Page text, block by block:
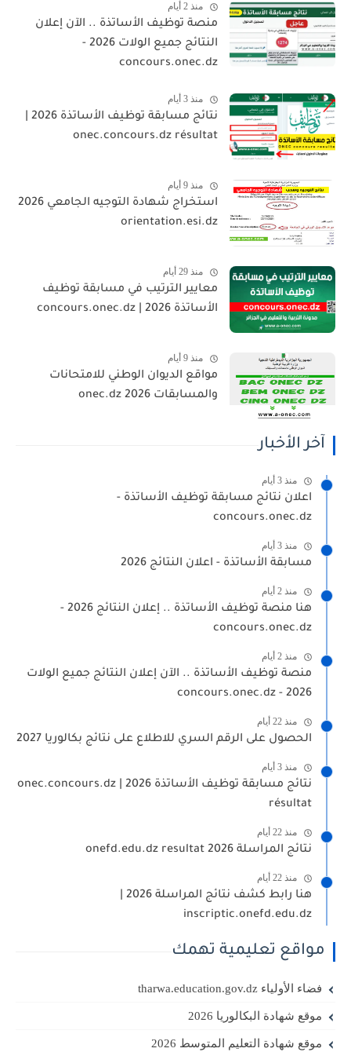
منذ 2 أيام
منصة توظيف الأساتذة .. الآن إعلان
النتائج جميع الولات 2026 -
concours.onec.dz
منذ 3 أيام
نتائج مسابقة توظيف الأساتذة 2026 |
onec.concours.dz résultat
منذ 9 أيام
استخراج شهادة التوجيه الجامعي 2026
orientation.esi.dz
منذ 29 أيام
معايير الترتيب في مسابقة توظيف
الأساتذة 2026 | concours.onec.dz
منذ 9 أيام
مواقع الديوان الوطني للامتحانات
والمسابقات 2026 onec.dz
آخر الأخبار
منذ 3 أيام
اعلان نتائج مسابقة توظيف الأساتذة -
concours.onec.dz
منذ 3 أيام
مسابقة الأساتذة - اعلان النتائج 2026
منذ 2 أيام
هنا منصة توظيف الأساتذة .. إعلان النتائج 2026 -
concours.onec.dz
منذ 2 أيام
منصة توظيف الأساتذة .. الآن إعلان النتائج جميع الولات
2026 - concours.onec.dz
منذ 22 أيام
الحصول على الرقم السري للاطلاع على نتائج بكالوريا 2027
منذ 3 أيام
نتائج مسابقة توظيف الأساتذة 2026 | onec.concours.dz
résultat
منذ 22 أيام
نتائج المراسلة 2026 onefd.edu.dz resultat
منذ 22 أيام
هنا رابط كشف نتائج المراسلة 2026 |
inscriptic.onefd.edu.dz
مواقع تعليمية تهمك
فضاء الأولياء tharwa.education.gov.dz
موقع شهادة البكالوريا 2026
موقع شهادة التعليم المتوسط 2026